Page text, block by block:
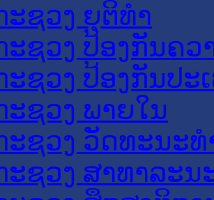
ະຊວງ ຍຸຕິທໍາ
ະຊວງ ປ້ອງກັນຄວ
ະຊວງ ປ້ອງກັນປະ
ະຊວງ ພາຍໃນ
ະຊວງ ວັດທະນະ
ະຊວງ ສາທາລະນ